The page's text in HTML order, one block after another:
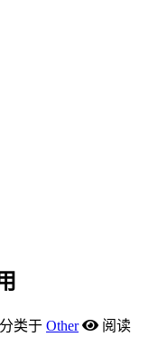
分类于 Other
阅读